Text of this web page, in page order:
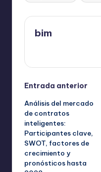
bim
Navegación
de
entradas
Entrada anterior
Análisis del mercado
de contratos
inteligentes:
Participantes clave,
SWOT, factores de
crecimiento y
pronósticos hasta